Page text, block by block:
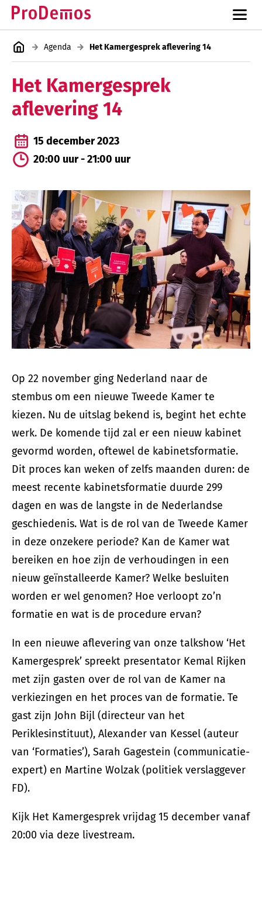
Agenda Het Kamergesprek aflevering 14
Het Kamergesprek
aflevering 14
15 december 2023
20:00 uur - 21:00 uur
Op 22 november ging Nederland naar de
stembus om een nieuwe Tweede Kamer te
kiezen. Nu de uitslag bekend is, begint het echte
werk. De komende tijd zal er een nieuw kabinet
gevormd worden, oftewel de kabinetsformatie.
Dit proces kan weken of zelfs maanden duren: de
meest recente kabinetsformatie duurde 299
dagen en was de langste in de Nederlandse
geschiedenis. Wat is de rol van de Tweede Kamer
in deze onzekere periode? Kan de Kamer wat
bereiken en hoe zijn de verhoudingen in een
nieuw geïnstalleerde Kamer? Welke besluiten
worden er wel genomen? Hoe verloopt zo’n
formatie en wat is de procedure ervan?
In een nieuwe aflevering van onze talkshow ‘Het
Kamergesprek’ spreekt presentator Kemal Rijken
met zijn gasten over de rol van de Kamer na
verkiezingen en het proces van de formatie. Te
gast zijn John Bijl (directeur van het
Periklesinstituut), Alexander van Kessel (auteur
van ‘Formaties’), Sarah Gagestein (communicatie-
expert) en Martine Wolzak (politiek verslaggever
FD).
Kijk Het Kamergesprek vrijdag 15 december vanaf
20:00 via deze livestream.